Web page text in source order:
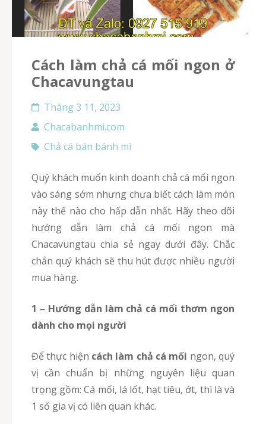
Cách làm chả cá mối ngon ở
Chacavungtau
Tháng 3 11, 2023
Chacabanhmi.com
Chả cá bán bánh mì
Quý khách muốn kinh doanh chả cá mối ngon
vào sáng sớm nhưng chưa biết cách làm món
này thế nào cho hấp dẫn nhất. Hãy theo dõi
hướng dẫn làm chả cá mối ngon mà
Chacavungtau chia sẻ ngay dưới đây. Chắc
chắn quý khách sẽ thu hút được nhiều người
mua hàng.
1 – Hướng dẫn làm chả cá mối thơm ngon
dành cho mọi người
Để thực hiện cách làm chả cá mối ngon, quý
vị cần chuẩn bị những nguyên liệu quan
trọng gồm: Cá mối, lá lốt, hạt tiêu, ớt, thì là và
1 số gia vị có liên quan khác.